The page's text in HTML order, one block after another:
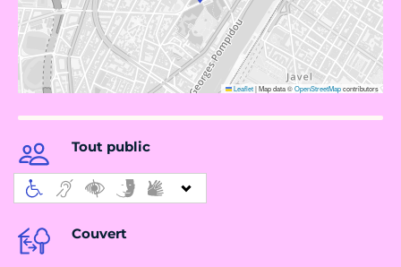
Leaflet|Map data ©OpenStreetMapcontributors
Tout public
Couvert